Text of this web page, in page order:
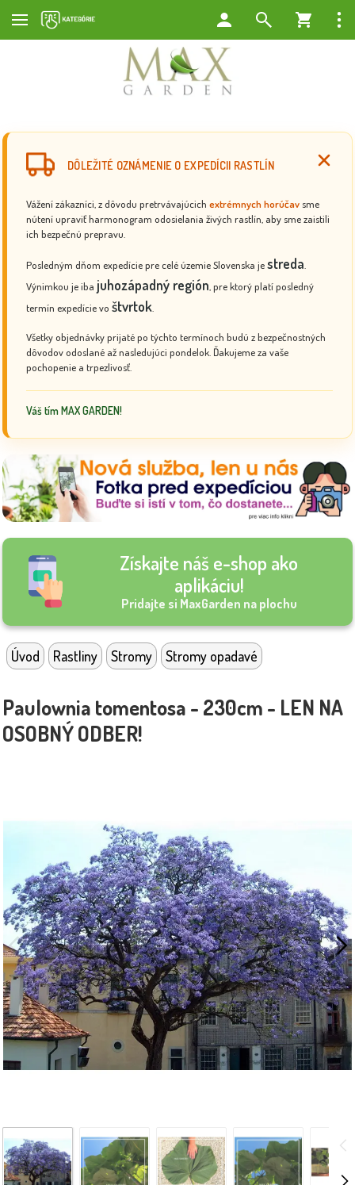
DÔLEŽITÉ OZNÁMENIE O EXPEDÍCII RASTLÍN
Vážení zákazníci, z dôvodu pretrvávajúcich extrémnych horúčav sme
nútení upraviť harmonogram odosielania živých rastlín, aby sme zaistili
ich bezpečnú prepravu.
Posledným dňom expedície pre celé územie Slovenska jestreda
Výnimkou je iba juhozápadný región , pre ktorý platí posledný
termín expedície vo štvrtok
Všetky objednávky prijaté po týchto termínoch budú z bezpečnostných
dôvodov odoslané až nasledujúci pondelok. Ďakujeme za vaše
pochopenie a trpezlivosť.
Váš tím MAX GARDEN!
Získajte náš e-shop ako
aplikáciu!
Pridajte si MaxGarden na plochu
Úvod Rastliny Stromy Stromy opadavé
Paulownia tomentosa - 230cm - LEN NA
OSOBNÝ ODBER!